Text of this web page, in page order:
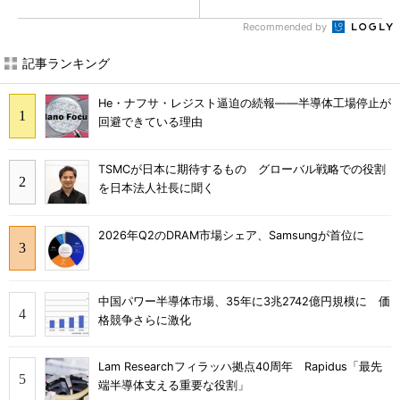
Recommended by
記事ランキング
He・ナフサ・レジスト逼迫の続報――半導体工場停止が
回避できている理由
TSMCが日本に期待するもの グローバル戦略での役割
を日本法人社長に聞く
2026年Q2のDRAM市場シェア、Samsungが首位に
中国パワー半導体市場、35年に3兆2742億円規模に 価
格競争さらに激化
Lam Researchフィラッハ拠点40周年 Rapidus「最先
端半導体支える重要な役割」